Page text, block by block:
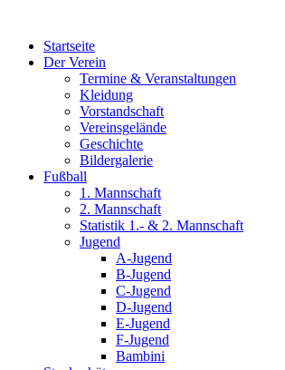
wechselnStartseite
Der Verein
Termine & Veranstaltungen
Kleidung
Vorstandschaft
Vereinsgelände
Geschichte
Bildergalerie
Fußball
1. Mannschaft
2. Mannschaft
Statistik 1.- & 2. Mannschaft
Jugend
A-Jugend
B-Jugend
C-Jugend
D-Jugend
E-Jugend
F-Jugend
Bambini